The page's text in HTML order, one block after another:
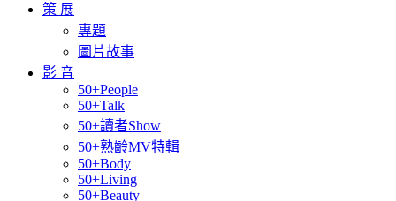
策 展
專題
圖片故事
影 音
50+People
50+Talk
50+讀者Show
50+熟齡MV特輯
50+Body
50+Living
50+Beauty